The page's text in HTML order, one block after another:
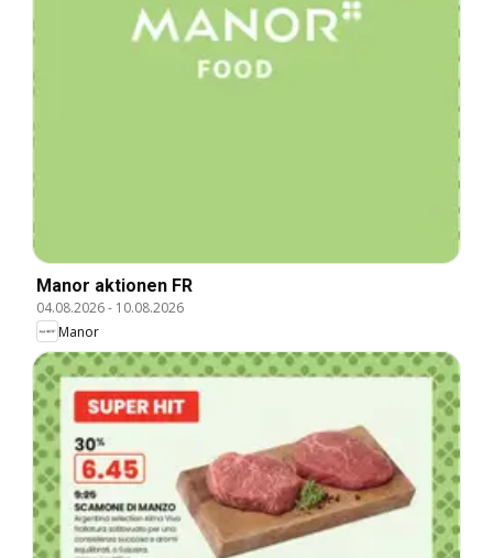
Manor aktionen FR
04.08.2026- 10.08.2026
Manor